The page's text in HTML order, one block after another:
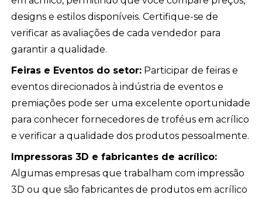
designs e estilos disponíveis. Certifique-se de
verificar as avaliações de cada vendedor para
garantir a qualidade.
Feiras e Eventos do setor: Participar de feiras e
eventos direcionados à indústria de eventos e
premiações pode ser uma excelente oportunidade
para conhecer fornecedores de troféus em acrílico
e verificar a qualidade dos produtos pessoalmente.
Impressoras 3D e fabricantes de acrílico:
Algumas empresas que trabalham com impressão
3D ou que são fabricantes de produtos em acrílico